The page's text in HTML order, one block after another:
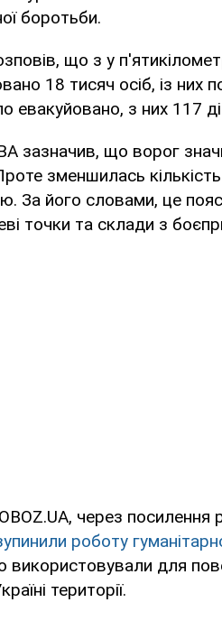
боротьби.
що з у
18 тисяч осіб, із них
евакуйовано, з них 117
зазначив, що ворог
зменшилась кількість
За його словами, це
точки та склади з
через посилення
роботу
використовували для
території.